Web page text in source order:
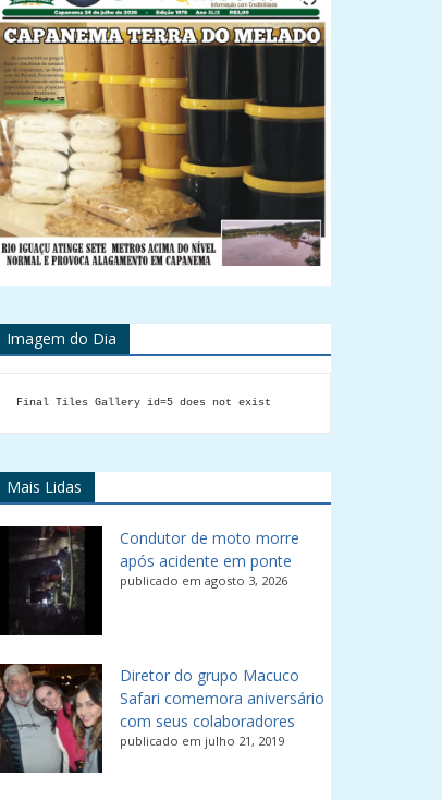
Imagem do Dia
Final Tiles Gallery id=5 does not exist
Mais Lidas
Condutor de moto morre
após acidente em ponte
publicado em agosto 3, 2026
Diretor do grupo Macuco
Safari comemora aniversário
com seus colaboradores
publicado em julho 21, 2019